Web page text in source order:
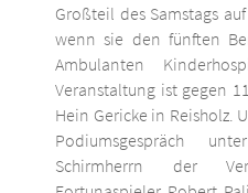
Großteil des Samstags
wenn sie den fünften
Ambulanten
Veranstaltung ist gegen
Hein Gericke in Reisholz.
Podiumsgespräch
Schirmherrn der